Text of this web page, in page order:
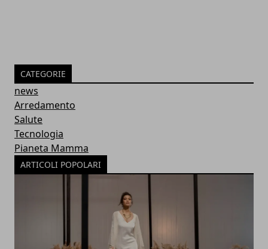
CATEGORIE
news
Arredamento
Salute
Tecnologia
Pianeta Mamma
ARTICOLI POPOLARI